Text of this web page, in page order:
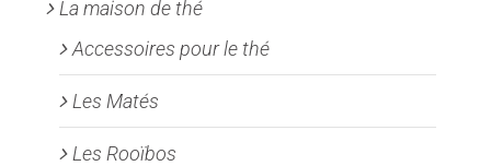
La maison de thé
Accessoires pour le thé
Les Matés
Les Rooïbos